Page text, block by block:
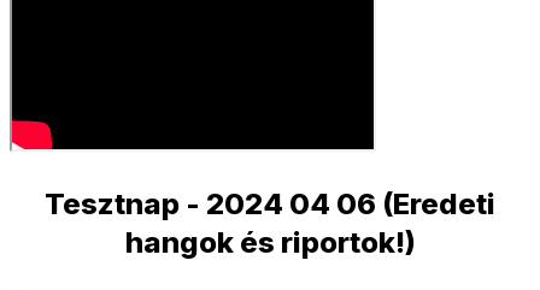
Tesztnap - 2024 04 06 (Eredeti
hangok és riportok!)